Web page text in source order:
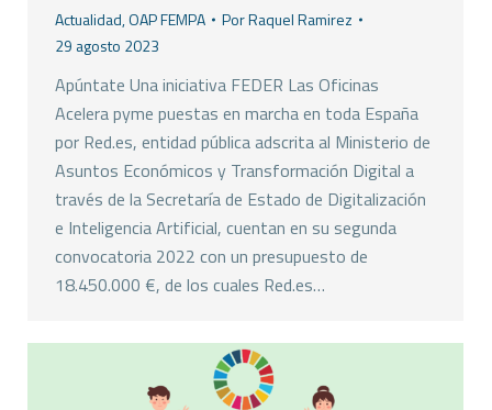
Actualidad,OAP FEMPA PorRaquel Ramirez
29 agosto 2023
Apúntate Una iniciativa FEDER Las Oficinas
Acelera pyme puestas en marcha en toda España
por Red.es, entidad pública adscrita al Ministerio de
Asuntos Económicos y Transformación Digital a
través de la Secretaría de Estado de Digitalización
e Inteligencia Artificial, cuentan en su segunda
convocatoria 2022 con un presupuesto de
18.450.000 €, de los cuales Red.es…